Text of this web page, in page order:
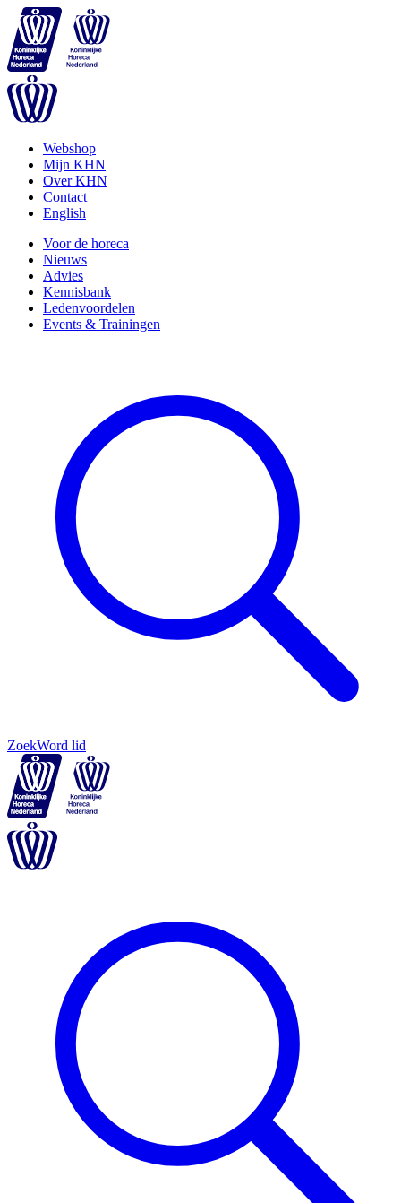
Webshop
Mijn KHN
Over KHN
Contact
English
Voor de horeca
Nieuws
Advies
Kennisbank
Ledenvoordelen
Events & Trainingen
ZoekWord lid